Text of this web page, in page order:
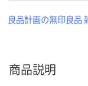
良品計画の無印良品
商品説明